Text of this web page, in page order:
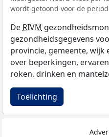
wordt getoond voor de
De RIVM
gezondheidsgegevens
provincie, gemeente, wijk
over beperkingen,
roken, drinken en
Toelichting